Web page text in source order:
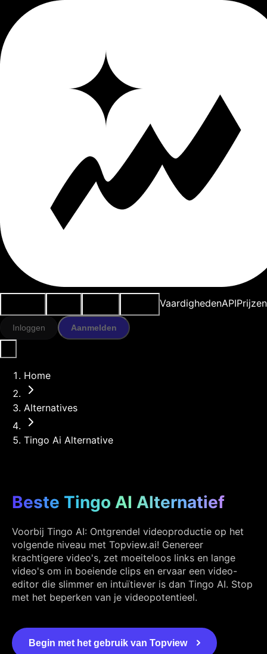
VaardighedenAPIPrijzen
Inloggen Aanmelden
Home
Alternatives
Tingo Ai Alternative
Beste Tingo AI Alternatief
Voorbij Tingo AI: Ontgrendel videoproductie op het
volgende niveau met Topview.ai! Genereer
krachtigere video's, zet moeiteloos links en lange
video's om in boeiende clips en ervaar een video-
editor die slimmer en intuïtiever is dan Tingo AI. Stop
met het beperken van je videopotentieel.
Begin met het gebruik van Topview